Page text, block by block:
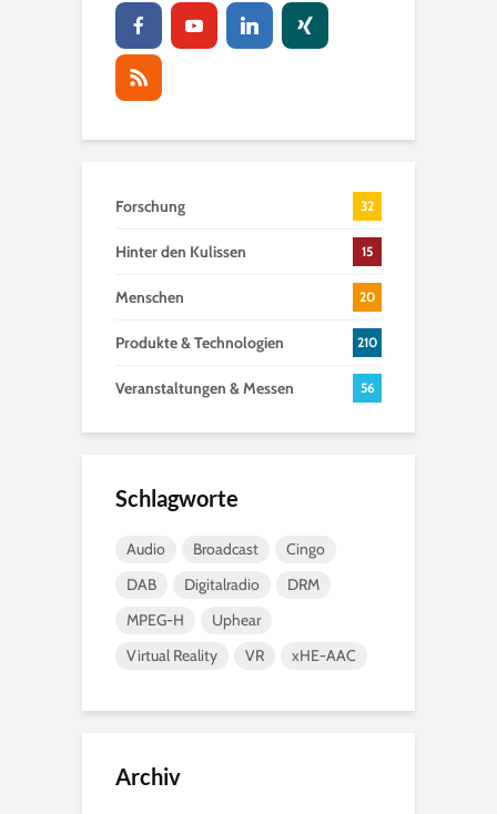
Forschung 32
Hinter den Kulissen 15
Menschen 20
Produkte & Technologien 210
Veranstaltungen & Messen 56
Schlagworte
Audio Broadcast
Cingo
DAB
Digitalradio
DRM
MPEG-H
Uphear
Virtual Reality
VR xHE-AAC
Archiv